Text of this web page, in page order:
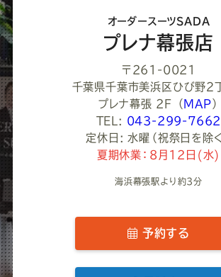
い
オーダースーツSADA
プレナ幕張店
〒261-0021
千葉県千葉市美浜区ひび野２
プレナ幕張 2F
（ MAP ）
TEL: 043-299-7662
定休日: 水曜（祝祭日を除く
夏期休業：8月12日(水)
海浜幕張駅より約3分
予約する